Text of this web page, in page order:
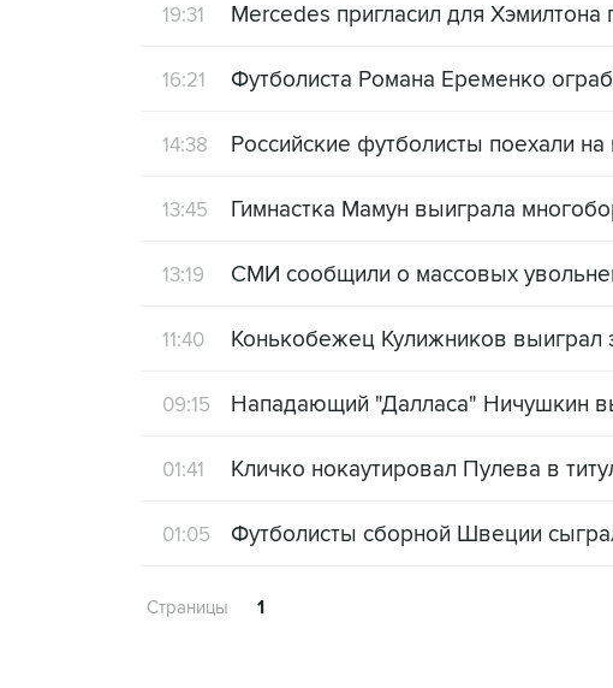
19:31 Mercedes пригласил для Хэмилтона
16:21 Футболиста Романа Еременко
14:38 Российские футболисты поехали
13:45 Гимнастка Мамун выиграла
13:19 СМИ сообщили о массовых
11:40 Конькобежец Кулижников выиграл
09:15 Нападающий "Далласа" Ничушкин
01:41 Кличко нокаутировал Пулева в
01:05 Футболисты сборной Швеции
Страницы 1